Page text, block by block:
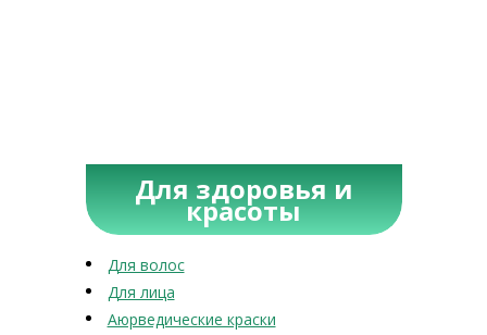
Для здоровья и
красоты
Для волос
Для лица
Аюрведические краски